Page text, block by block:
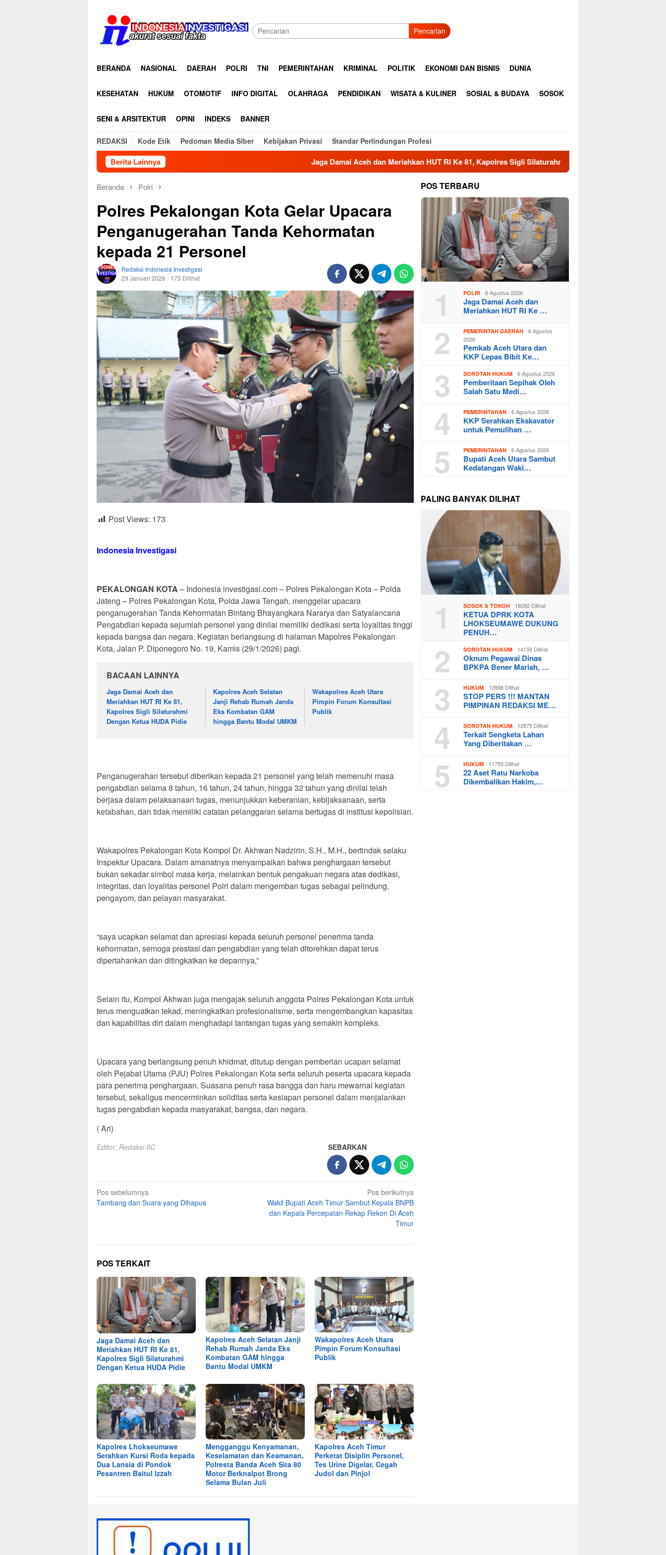
konten
Pencarian
BERANDA NASIONAL DAERAH POLRI TNI PEMERINTAHAN KRIMINAL POLITIK EKONOMI DAN BISNIS DUNIA
KESEHATAN HUKUM OTOMOTIF INFO DIGITAL OLAHRAGA PENDIDIKAN WISATA & KULINER SOSIAL & BUDAYA SOSOK
SENI & ARSITEKTUR OPINI INDEKS BANNER
REDAKSI Kode Etik Pedoman Media Siber Kebijakan Privasi Standar Perlindungan Profesi
Berita Lainnya Jaga Damai Aceh dan Meriahkan HUT RI Ke 81, Kapolres Sigli Silaturahmi Dengan Ketua HUDA Pidie
Beranda Polri
Polres Pekalongan Kota Gelar Upacara
Penganugerahan Tanda Kehormatan
kepada 21 Personel
Redaksi Indonesia Investigasi
29 Januari 2026
173 Dilihat
Post Views: 173
Indonesia Investigasi
PEKALONGAN KOTA – Indonesia investigasi.com – Polres Pekalongan Kota – Polda
Jateng – Polres Pekalongan Kota, Polda Jawa Tengah, menggelar upacara
penganugerahan Tanda Kehormatan Bintang Bhayangkara Nararya dan Satyalancana
Pengabdian kepada sejumlah personel yang dinilai memiliki dedikasi serta loyalitas tinggi
kepada bangsa dan negara. Kegiatan berlangsung di halaman Mapolres Pekalongan
Kota, Jalan P. Diponegoro No. 19, Kamis (29/1/2026) pagi.
BACAAN LAINNYA
Jaga Damai Aceh dan
Meriahkan HUT RI Ke 81,
Kapolres Sigli Silaturahmi
Dengan Ketua HUDA Pidie
Kapolres Aceh Selatan
Janji Rehab Rumah Janda
Eks Kombatan GAM
hingga Bantu Modal UMKM
Wakapolres Aceh Utara
Pimpin Forum Konsultasi
Publik
Penganugerahan tersebut diberikan kepada 21 personel yang telah memenuhi masa
pengabdian selama 8 tahun, 16 tahun, 24 tahun, hingga 32 tahun yang dinilai telah
berjasa dalam pelaksanaan tugas, menunjukkan keberanian, kebijaksanaan, serta
ketabahan, dan tidak memiliki catatan pelanggaran selama bertugas di institusi kepolisian.
Wakapolres Pekalongan Kota Kompol Dr. Akhwan Nadzirin, S.H., M.H., bertindak selaku
Inspektur Upacara. Dalam amanatnya menyampaikan bahwa penghargaan tersebut
bukan sekadar simbol masa kerja, melainkan bentuk pengakuan negara atas dedikasi,
integritas, dan loyalitas personel Polri dalam mengemban tugas sebagai pelindung,
pengayom, dan pelayan masyarakat.
“saya ucapkan selamat dan apresiasi kepada seluruh personel penerima tanda
kehormatan, semoga prestasi dan pengabdian yang telah ditorehkan dapat terus
dipertahankan dan ditingkatkan ke depannya,”
Selain itu, Kompol Akhwan juga mengajak seluruh anggota Polres Pekalongan Kota untuk
terus menguatkan tekad, meningkatkan profesionalisme, serta mengembangkan kapasitas
dan kapabilitas diri dalam menghadapi tantangan tugas yang semakin kompleks.
Upacara yang berlangsung penuh khidmat, ditutup dengan pemberian ucapan selamat
oleh Pejabat Utama (PJU) Polres Pekalongan Kota serta seluruh peserta upacara kepada
para penerima penghargaan. Suasana penuh rasa bangga dan haru mewarnai kegiatan
tersebut, sekaligus mencerminkan soliditas serta kesiapan personel dalam menjalankan
tugas pengabdian kepada masyarakat, bangsa, dan negara.
( Ari)
Editor: Redaksi IIC SEBARKAN
Navigasi
pos
Pos sebelumnya
Tambang dan Suara yang Dihapus
Pos berikutnya
Wakil Bupati Aceh Timur Sambut Kepala BNPB
dan Kepala Percepatan Rekap Rekon Di Aceh
Timur
POS TERKAIT
Jaga Damai Aceh dan
Meriahkan HUT RI Ke 81,
Kapolres Sigli Silaturahmi
Dengan Ketua HUDA Pidie
Kapolres Aceh Selatan Janji
Rehab Rumah Janda Eks
Kombatan GAM hingga
Bantu Modal UMKM
Wakapolres Aceh Utara
Pimpin Forum Konsultasi
Publik
Kapolres Lhokseumawe
Serahkan Kursi Roda kepada
Dua Lansia di Pondok
Pesantren Baitul Izzah
Mengganggu Kenyamanan,
Keselamatan dan Keamanan,
Polresta Banda Aceh Sita 80
Motor Berknalpot Brong
Selama Bulan Juli
Kapolres Aceh Timur
Perketat Disiplin Personel,
Tes Urine Digelar, Cegah
Judol dan Pinjol
POS TERBARU
1 POLRI 6 Agustus 2026
Jaga Damai Aceh dan
Meriahkan HUT RI Ke …
2 PEMERINTAH DAERAH
6 Agustus
2026
Pemkab Aceh Utara dan
KKP Lepas Bibit Ke…
3 SOROTAN HUKUM 6 Agustus 2026
Pemberitaan Sepihak Oleh
Salah Satu Medi…
4 PEMERINTAHAN 6 Agustus 2026
KKP Serahkan Ekskavator
untuk Pemulihan …
5 PEMERINTAHAN 6 Agustus 2026
Bupati Aceh Utara Sambut
Kedatangan Waki…
PALING BANYAK DILIHAT
1 SOSOK & TOKOH 18092 Dilihat
KETUA DPRK KOTA
LHOKSEUMAWE DUKUNG
PENUH…
2 SOROTAN HUKUM 14159 Dilihat
Oknum Pegawai Dinas
BPKPA Bener Mariah, …
3 HUKUM 12898 Dilihat
STOP PERS !!! MANTAN
PIMPINAN REDAKSI ME…
4 SOROTAN HUKUM 12875 Dilihat
Terkait Sengketa Lahan
Yang Diberitakan …
5 HUKUM 11755 Dilihat
22 Aset Ratu Narkoba
Dikembalikan Hakim,…